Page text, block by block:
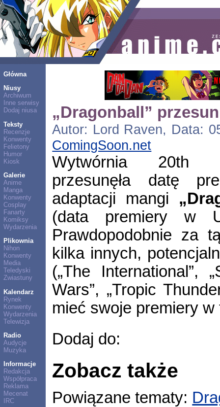
Główna
Niusy
Archiwum
Inne serwisy
Dodaj niusa
Teksty
Recenzje
Konwenty
Felietony
Humor
Kiosk
Galerie
Anime
Manga
Konwenty
Cosplay
Fanarty
Komiksy
Wydarzenia
Plikownia
Nihon
Konwenty
Media
Teledyski
Zwiastuny
Kalendarz
Rynek
Konwenty
Wydarzenia
Telewizja
Radio
Audycje
Muzyka
Informacje
Redakcja
Współpraca
Reklama
Mecenat
IRC
„Dragonball”
Autor: Lord Raven, Data:
ComingSoon.net
Wytwórnia 20th
przesunęła datę
adaptacji mangi
(data premiery w
Prawdopodobnie za
kilka innych,
(„The International”,
Wars”, „Tropic
mieć swoje premiery
Dodaj do:
Zobacz także
Powiązane tematy: